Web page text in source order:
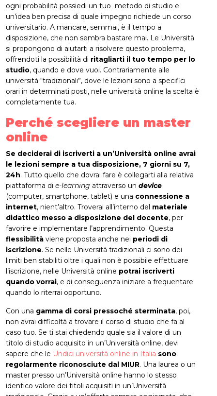
ogni probabilità possiedi un tuo metodo di studio e
un’idea ben precisa di quale impegno richiede un corso
universitario. A mancare, semmai, è il tempo a
disposizione, che non sembra bastare mai. Le Università
si propongono di aiutarti a risolvere questo problema,
offrendoti la possibilità di ritagliarti il tuo tempo per lo
studio, quando e dove vuoi. Contrariamente alle
università “tradizionali”, dove le lezioni sono a specifici
orari in determinati posti, nelle università online la scelta è
completamente tua.
Perché scegliere un master
online
Se deciderai di iscriverti a un’Università online avrai
le lezioni sempre a tua disposizione, 7 giorni su 7,
24h. Tutto quello che dovrai fare è collegarti alla relativa
piattaforma di e-learning attraverso un device
(computer, smartphone, tablet) e una connessione a
internet, nient’altro. Troverai all’interno del materiale
didattico messo a disposizione del docente, per
favorire e implementare l’apprendimento. Questa
flessibilità viene proposta anche nei periodi di
iscrizione. Se nelle Università tradizionali ci sono dei
limiti ben stabiliti oltre i quali non è possibile effettuare
l’iscrizione, nelle Università online potrai iscriverti
quando vorrai, e di conseguenza iniziare a frequentare
quando lo riterrai opportuno.
Con una gamma di corsi pressoché sterminata, poi,
non avrai difficoltà a trovare il corso di studio che fa al
caso tuo. Se ti stai chiedendo quale sia il valore di un
titolo di studio acquisito in un’Università online, devi
sapere che le Undici università online in Italia sono
regolarmente riconosciute dal MIUR. Una laurea o un
master presso un’Università online hanno lo stesso
identico valore dei titoli acquisiti in un’Università